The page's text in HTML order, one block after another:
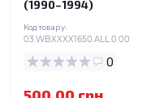
(1990–1994)
Код товару:
03.WBXXXX1650.ALL.0.00
0